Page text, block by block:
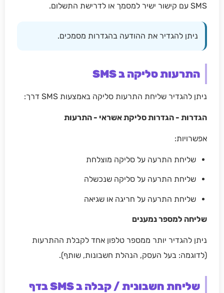
SMS עם קישור ישיר למסמך או לדרישת התשלום.
ניתן להגדיר את ההודעה בהגדרות מסמכים.
התרעות סליקה ב SMS
ניתן להגדיר שליחת התרעות סליקה באמצעות SMS דרך:
הגדרות - הגדרות סליקת אשראי - התרעות
אפשרויות:
שליחת התרעה על סליקה מוצלחת
שליחת התרעה על סליקה שנכשלה
שליחת התרעה על חריגה או שגיאה
שליחה למספר נמענים
ניתן להגדיר יותר ממספר טלפון אחד לקבלת ההתרעות
(לדוגמה: בעל העסק, הנהלת חשבונות, שותף).
שליחת חשבונית / קבלה ב SMS בדף